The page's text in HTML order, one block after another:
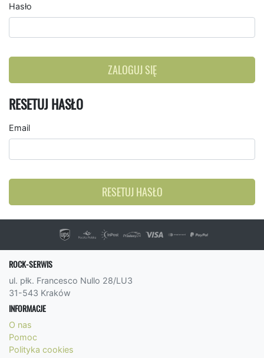
Hasło
ZALOGUJ SIĘ
RESETUJ HASŁO
Email
RESETUJ HASŁO
ROCK-SERWIS
ul. płk. Francesco Nullo 28/LU3
31-543 Kraków
INFORMACJE
O nas
Pomoc
Polityka cookies